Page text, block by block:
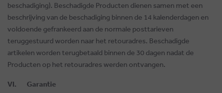
beschadiging). Beschadigde Producten dienen samen met een
beschrijving van de beschadiging binnen de 14 kalenderdagen en
voldoende gefrankeerd aan de normale posttarieven
teruggestuurd worden naar het retouradres. Beschadigde
artikelen worden terugbetaald binnen de 30 dagen nadat de
Producten op het retouradres werden ontvangen.
VI. Garantie